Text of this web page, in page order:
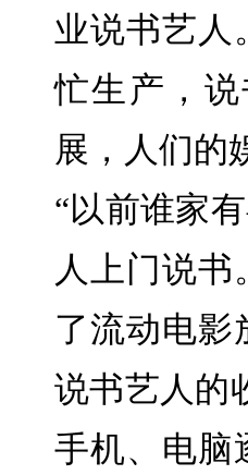
业说书艺人
忙生产，
展，人们的
“以前谁家
人上门说
了流动电影
说书艺人的
手机、电脑